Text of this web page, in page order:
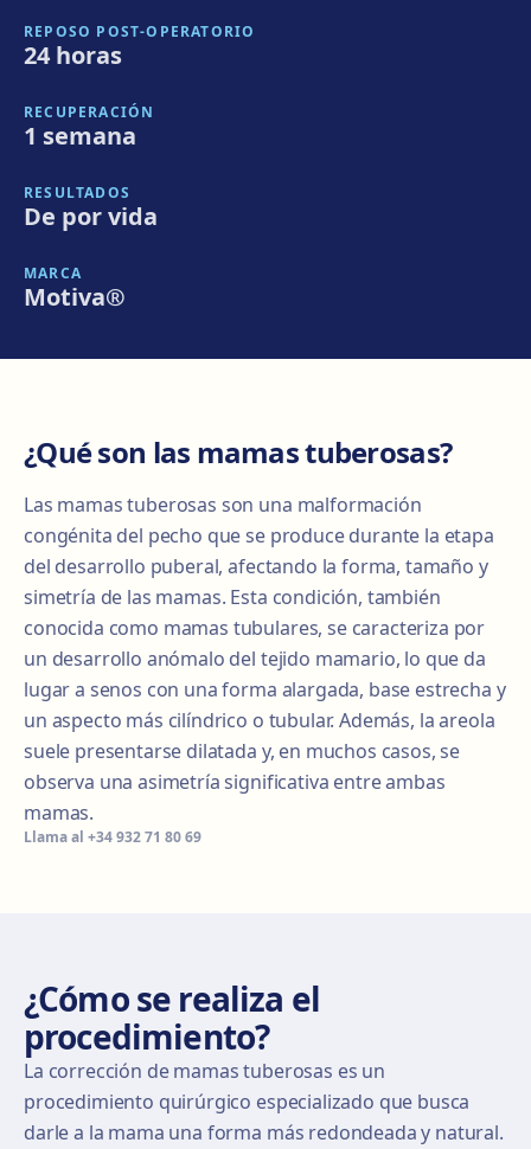
REPOSO POST-OPERATORIO
24 horas
RECUPERACIÓN
1 semana
RESULTADOS
De por vida
MARCA
Motiva®
¿Qué son las mamas tuberosas?
Las mamas tuberosas son una malformación
congénita del pecho que se produce durante la etapa
del desarrollo puberal, afectando la forma, tamaño y
simetría de las mamas. Esta condición, también
conocida como mamas tubulares, se caracteriza por
un desarrollo anómalo del tejido mamario, lo que da
lugar a senos con una forma alargada, base estrecha y
un aspecto más cilíndrico o tubular. Además, la areola
suele presentarse dilatada y, en muchos casos, se
observa una asimetría significativa entre ambas
mamas.
Llama al +34 932 71 80 69
¿Cómo se realiza el
procedimiento?
La corrección de mamas tuberosas es un
procedimiento quirúrgico especializado que busca
darle a la mama una forma más redondeada y natural.